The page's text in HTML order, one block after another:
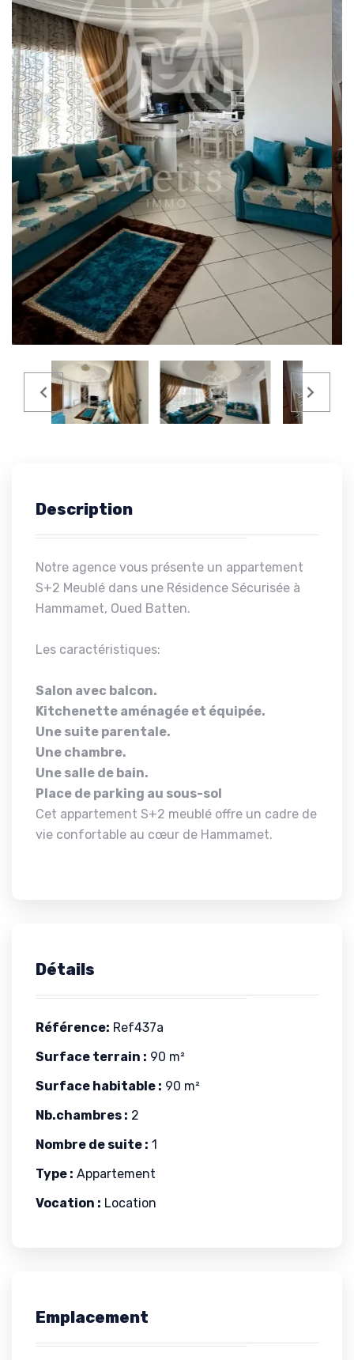
Description
Notre agence vous présente un appartement
S+2 Meublé dans une Résidence Sécurisée à
Hammamet, Oued Batten.
Les caractéristiques:
Salon avec balcon.
Kitchenette aménagée et équipée.
Une suite parentale.
Une chambre.
Une salle de bain.
Place de parking au sous-sol
Cet appartement S+2 meublé offre un cadre de
vie confortable au cœur de Hammamet.
Détails
Référence: Ref437a
Surface terrain : 90 m²
Surface habitable : 90 m²
Nb.chambres : 2
Nombre de suite : 1
Type : Appartement
Vocation : Location
Emplacement